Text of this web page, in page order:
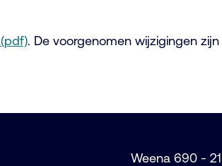
. De voorgenomen wijzigingen
Weena 690 -